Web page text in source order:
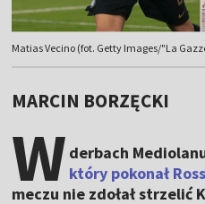
Matias Vecino (fot. Getty Images/"La
MARCIN BORZĘCKI
W derbach
który pokonał
meczu nie zdołał